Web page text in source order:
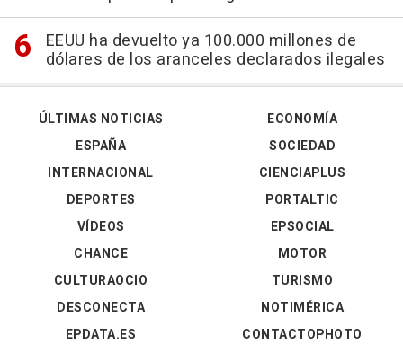
EEUU ha devuelto ya 100.000 millones de
dólares de los aranceles declarados ilegales
ÚLTIMAS NOTICIAS
ESPAÑA
INTERNACIONAL
DEPORTES
VÍDEOS
ECONOMÍA
SOCIEDAD
CIENCIAPLUS
PORTALTIC
EPSOCIAL
CHANCE
CULTURAOCIO
DESCONECTA
EPDATA.ES
MOTOR
TURISMO
NOTIMÉRICA
CONTACTOPHOTO